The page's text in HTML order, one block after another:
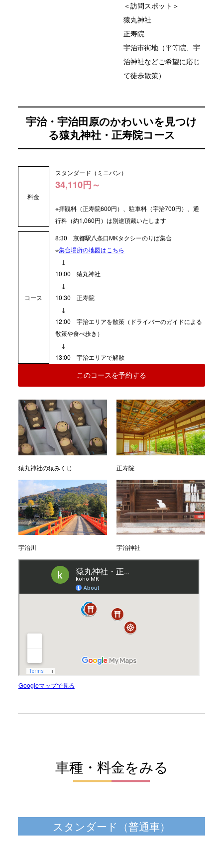
＜訪問スポット＞
猿丸神社
正寿院
宇治市街地（平等院、宇
治神社などご希望に応じ
て徒歩散策）
宇治・宇治田原のかわいいを見つけ
る猿丸神社・正寿院コース
料金
スタンダード（ミニバン）
34,110円～
※拝観料（正寿院600円）、駐車料（宇治700円）、通
行料（約1,060円）は別途頂戴いたします
コース
8:30京都駅八条口MKタクシーのりば集合
※集合場所の地図はこちら
↓
10:00 猿丸神社
↓
10:30 正寿院
↓
12:00 宇治エリアを散策（ドライバーのガイドによる
散策や食べ歩き）
↓
13:00 宇治エリアで解散
このコースを予約する
猿丸神社の猿みくじ 正寿院
宇治川 宇治神社
Googleマップで見る
車種・料金をみる
スタンダード（普通車）